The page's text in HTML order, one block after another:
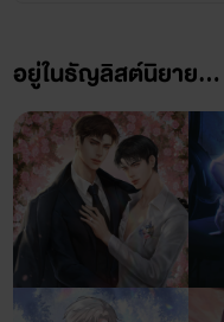
อยู่ในธัญลิสต์นิยาย...